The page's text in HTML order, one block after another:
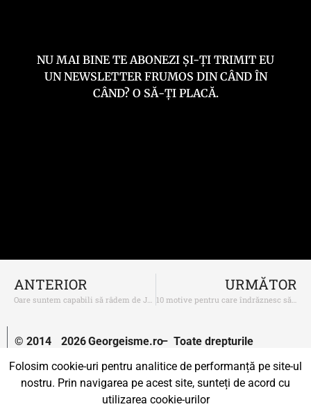
NU MAI BINE TE ABONEZI ȘI-ȚI TRIMIT EU
UN NEWSLETTER FRUMOS DIN CÂND ÎN
CÂND? O SĂ-ȚI PLACĂ.
ANTERIOR
Oare suntem capabili să râdem de Jeremy Clarkson?
URMĂTOR
10 motive pentru care îndrăznesc să cred în PSD
© 2014
2026Georgeisme.ro– Toate drepturile
Un proiect susținut deUprise.
Folosim cookie-uri pentru analitice de performanță pe site-ul
nostru. Prin navigarea pe acest site, sunteți de acord cu
utilizarea cookie-urilor